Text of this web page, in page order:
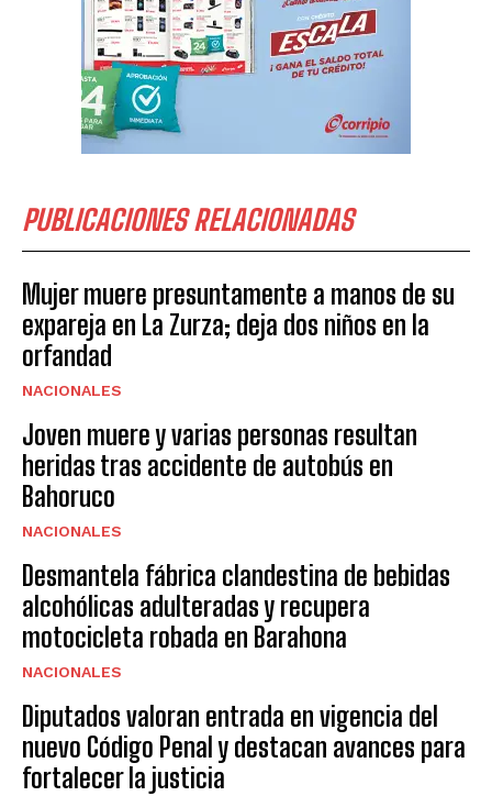
PUBLICACIONES RELACIONADAS
Mujer muere presuntamente a manos de su
expareja en La Zurza; deja dos niños en la
orfandad
NACIONALES
Joven muere y varias personas resultan
heridas tras accidente de autobús en
Bahoruco
NACIONALES
Desmantela fábrica clandestina de bebidas
alcohólicas adulteradas y recupera
motocicleta robada en Barahona
NACIONALES
Diputados valoran entrada en vigencia del
nuevo Código Penal y destacan avances para
fortalecer la justicia